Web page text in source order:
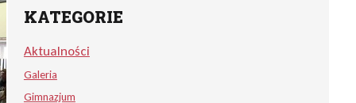
KATEGORIE
Aktualności
Galeria
Gimnazjum